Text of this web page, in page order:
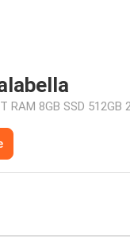
RAM 8GB SSD